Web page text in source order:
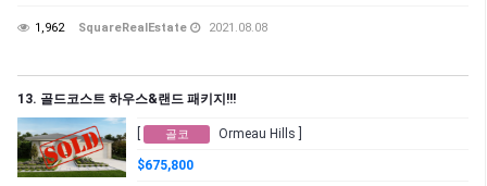
1,962 SquareRealEstate 2021.08.08
13. 골드코스트 하우스&랜드 패키지!!!
골코 Ormeau Hills ]
$675,800